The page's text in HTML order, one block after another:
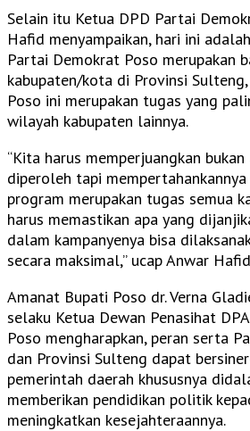
Selain itu Ketua DPD Partai
Hafid menyampaikan, hari ini
Partai Demokrat Poso merupakan
kabupaten/kota di Provinsi Sulteng,
Poso ini merupakan tugas yang
wilayah kabupaten lainnya.
“Kita harus memperjuangkan
diperoleh tapi mempertahankannya
program merupakan tugas semua
harus memastikan apa yang
dalam kampanyenya bisa
secara maksimal,” ucap Anwar
Amanat Bupati Poso dr. Verna
selaku Ketua Dewan Penasihat
Poso mengharapkan, peran serta
dan Provinsi Sulteng dapat
pemerintah daerah khususnya
memberikan pendidikan politik
meningkatkan kesejahteraannya.